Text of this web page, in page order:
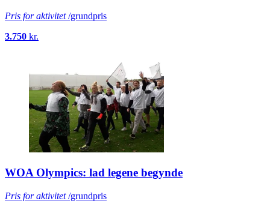
Pris for aktivitet/grundpris
3.750 kr.
WOA Olympics: lad legene begynde
Pris for aktivitet/grundpris